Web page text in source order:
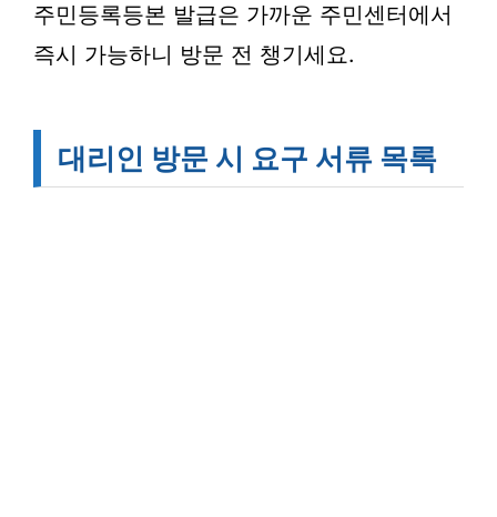
주민등록등본 발급은 가까운 주민센터에서
즉시 가능하니 방문 전 챙기세요.
대리인 방문 시 요구 서류 목록